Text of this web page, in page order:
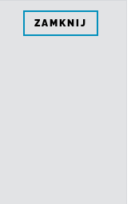
ZAMKNIJ